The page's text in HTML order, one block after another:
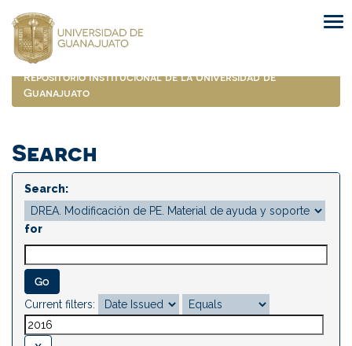
navigation
Repositorio Institucional de la Universidad de
Guanajuato
Search
Search:
for
Current filters: